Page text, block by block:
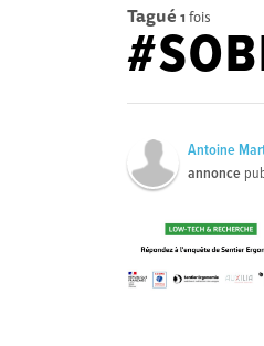
Tagué 1 fois
Antoine
annonce